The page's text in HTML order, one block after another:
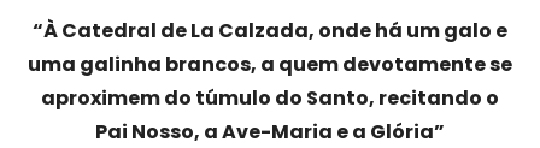
“À Catedral de La Calzada, onde há um galo e
uma galinha brancos, a quem devotamente se
aproximem do túmulo do Santo, recitando o
Pai Nosso, a Ave-Maria e a Glória”